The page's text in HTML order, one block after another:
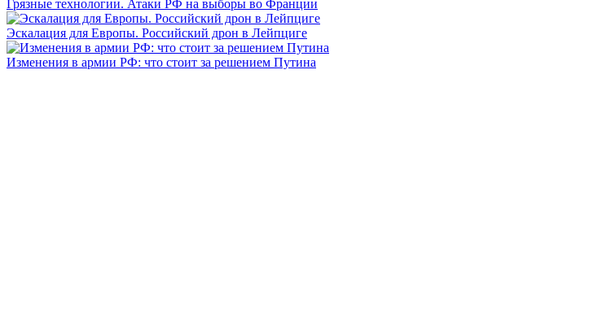
Грязные технологии. Атаки РФ на выборы во Франции
Эскалация для Европы. Российский дрон в Лейпциге
Изменения в армии РФ: что стоит за решением Путина